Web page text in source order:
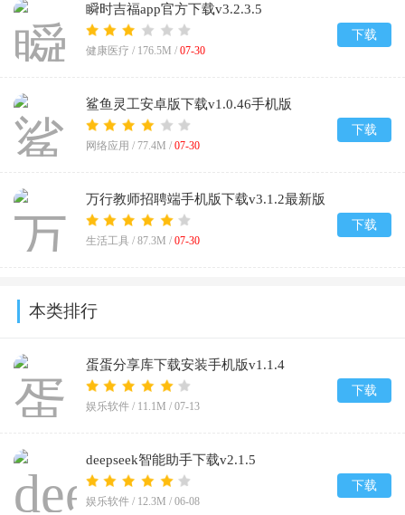
瞬时吉福app官方下载v3.2.3.5
健康医疗 / 176.5M / 07-30
下载
鲨鱼灵工安卓版下载v1.0.46手机版
网络应用 / 77.4M / 07-30
下载
万行教师招聘端手机版下载v3.1.2最新版
生活工具 / 87.3M / 07-30
下载
本类排行
蛋蛋分享库下载安装手机版v1.1.4
娱乐软件 / 11.1M / 07-13
下载
deepseek智能助手下载v2.1.5
娱乐软件 / 12.3M / 06-08
下载